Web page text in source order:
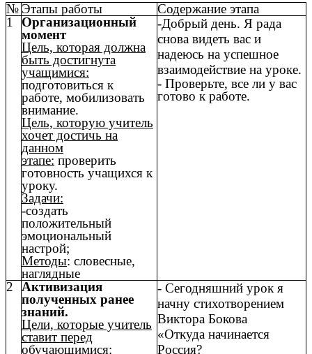
№ Этапы работы
Содержание этапа
1
Организационный
момент
Цель, которая должна
быть достигнута
учащимися:
подготовиться к
работе, мобилизовать
внимание.
Цель, которую учитель
хочет достичь на
данном
этапе: проверить
готовность учащихся к
уроку.
Задачи:
-создать
положительный
эмоциональный
настрой;
Методы: словесные,
наглядные
-Добрый день. Я рада
снова видеть вас и
надеюсь на успешное
взаимодействие на уроке.
- Проверьте, все ли у вас
готово к работе.
2
Активизация
полученных ранее
знаний.
Цели, которые учитель
ставит перед
обучающимися:
- Сегодняшний урок я
начну стихотворением
Виктора Бокова
«Откуда начинается
Россия?